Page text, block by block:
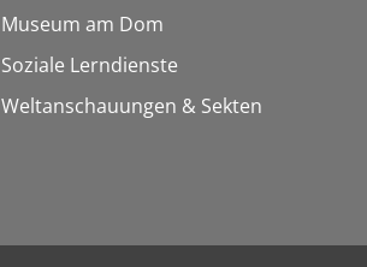
Museum am Dom
Soziale Lerndienste
Weltanschauungen & Sekten